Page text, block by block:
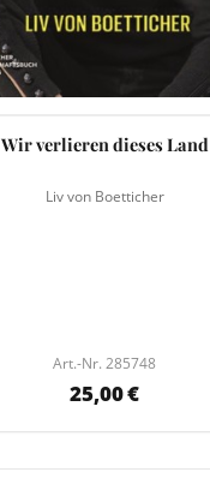
Wir verlieren dieses Land
Liv von Boetticher
Art.-Nr. 285748
25,00 €